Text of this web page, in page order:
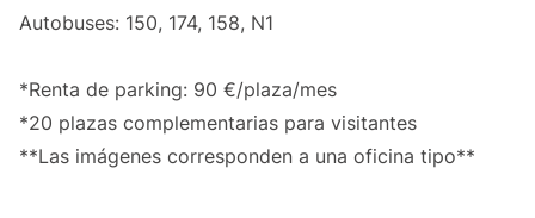
Autobuses: 150, 174, 158, N1
*Renta de parking: 90 €/plaza/mes
*20 plazas complementarias para visitantes
**Las imágenes corresponden a una oficina tipo**